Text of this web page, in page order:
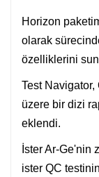
Horizon
olarak
özelliklerini
Test Navigator,
üzere bir dizi
eklendi.
İster Ar-Ge'nin
ister QC